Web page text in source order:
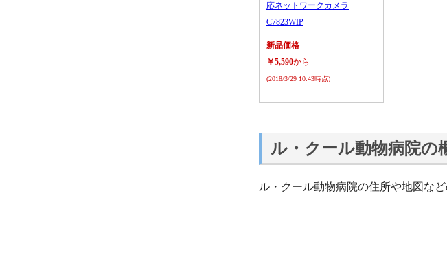
応ネットワークカメラ
C7823WIP
新品価格
￥5,590から
(2018/3/29 10:43時点)
ル・クール動物病院の
ル・クール動物病院の住所や地図など